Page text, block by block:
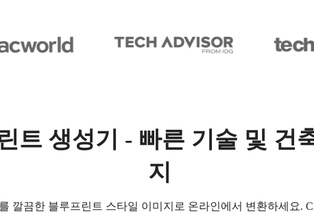
트 생성기 - 빠른 기술 및 건
지
깔끔한 블루프린트 스타일 이미지로 온라인에서 변환하세요.